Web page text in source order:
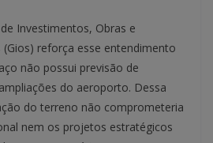
Investimentos, Obras e
(Gios) reforça esse entendimento
não possui previsão de
do aeroporto. Dessa
do terreno não comprometeria
nem os projetos estratégicos